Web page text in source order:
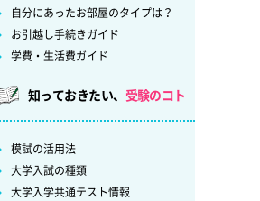
自分にあったお部屋のタイプは？
お引越し手続きガイド
学費・生活費ガイド
知っておきたい、 受験のコト
模試の活用法
大学入試の種類
大学入学共通テスト情報